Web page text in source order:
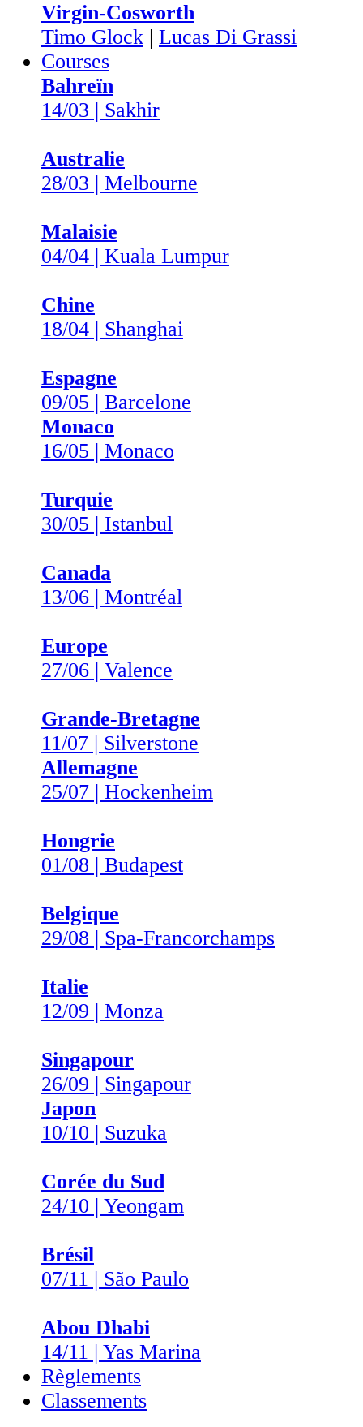
Virgin-Cosworth
Timo Glock | Lucas Di Grassi
Courses
Bahreïn
14/03 | Sakhir
Australie
28/03 | Melbourne
Malaisie
04/04 | Kuala Lumpur
Chine
18/04 | Shanghai
Espagne
09/05 | Barcelone
Monaco
16/05 | Monaco
Turquie
30/05 | Istanbul
Canada
13/06 | Montréal
Europe
27/06 | Valence
Grande-Bretagne
11/07 | Silverstone
Allemagne
25/07 | Hockenheim
Hongrie
01/08 | Budapest
Belgique
29/08 | Spa-Francorchamps
Italie
12/09 | Monza
Singapour
26/09 | Singapour
Japon
10/10 | Suzuka
Corée du Sud
24/10 | Yeongam
Brésil
07/11 | São Paulo
Abou Dhabi
14/11 | Yas Marina
Règlements
Classements